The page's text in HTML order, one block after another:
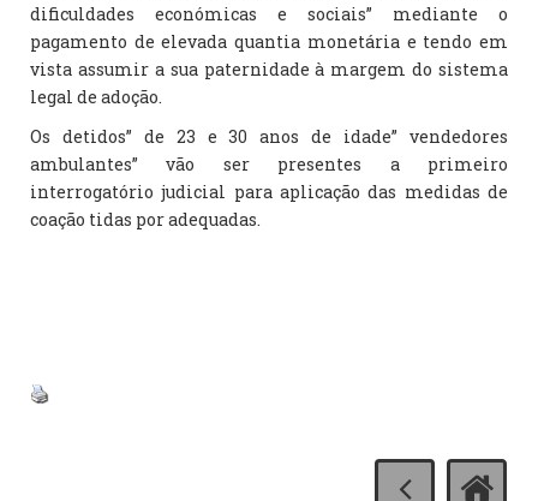
dificuldades económicas e sociais” mediante o
pagamento de elevada quantia monetária e tendo em
vista assumir a sua paternidade à margem do sistema
legal de adoção.
Os detidos” de 23 e 30 anos de idade” vendedores
ambulantes” vão ser presentes a primeiro
interrogatório judicial para aplicação das medidas de
coação tidas por adequadas.